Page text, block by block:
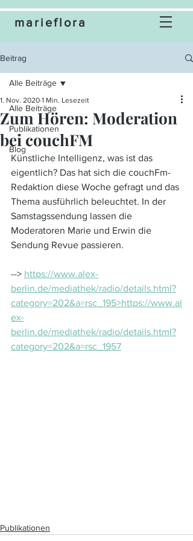
marieflora
Beitrag
Alle Beiträge
Publikationen
Blog
Alle Beiträge
Zum Hören: Moderation
bei couchFM
1. Nov. 2020 1 Min. Lesezeit
Künstliche Intelligenz, was ist das
eigentlich? Das hat sich die couchFm-
Redaktion diese Woche gefragt und das
Thema ausführlich beleuchtet. In der
Samstagssendung lassen die
Moderatoren Marie und Erwin die
Sendung Revue passieren.
--> https://www.alex-
berlin.de/mediathek/radio/details.html?
category=202&a=rsc_195>https://www.al
ex-
berlin.de/mediathek/radio/details.html?
category=202&a=rsc_1957
Publikationen